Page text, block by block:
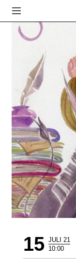
15 JULI 21
10:00